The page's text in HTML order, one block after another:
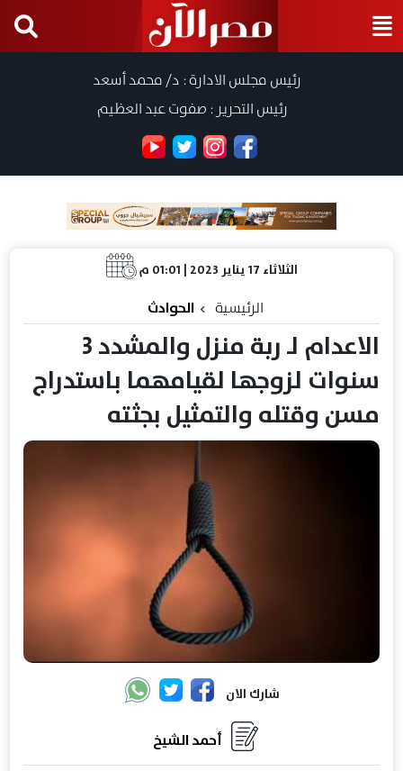
رئيس مجلس الادارة : د/ محمد أسعد
رئيس التحرير : صفوت عبد العظيم
الثلاثاء 17 يناير 2023 | 01:01 م
الرئيسية الحوادث
الاعدام لـ ربة منزل والمشدد 3
سنوات لزوجها لقيامهما باستدراج
مسن وقتله والتمثيل بجثته
شارك الان
أحمد الشيخ